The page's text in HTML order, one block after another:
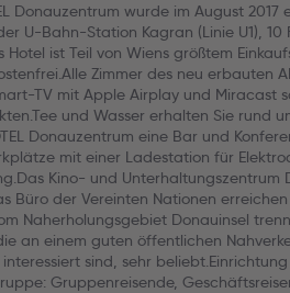
Donauzentrum wurde im August
U-Bahn-Station Kagran (Linie U1),
Hotel ist Teil von Wiens größtem
Zimmer des neu erbauten
TV mit Apple Airplay und Miracast
und Wasser erhalten Sie rund
Donauzentrum eine Bar und
mit einer Ladestation für
Kino- und Unterhaltungszentrum
Büro der Vereinten Nationen
Naherholungsgebiet Donauinsel
an einem guten öffentlichen
sind, sehr
Gruppenreisende,